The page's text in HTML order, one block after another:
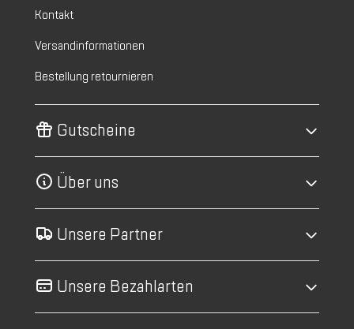
Kontakt
Versandinformationen
Bestellung retournieren
Gutscheine
Über uns
Unsere Partner
Unsere Bezahlarten